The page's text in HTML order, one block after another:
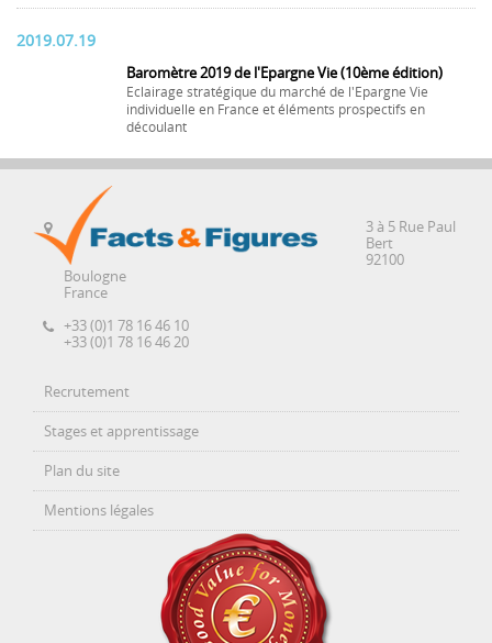
2019.07.19
Baromètre 2019 de l'Epargne Vie (10ème édition)
Eclairage stratégique du marché de l'Epargne Vie
individuelle en France et éléments prospectifs en
découlant
3 à 5 Rue Paul
Bert
92100
Boulogne
France
+33 (0)1 78 16 46 10
+33 (0)1 78 16 46 20
Recrutement
Stages et apprentissage
Plan du site
Mentions légales